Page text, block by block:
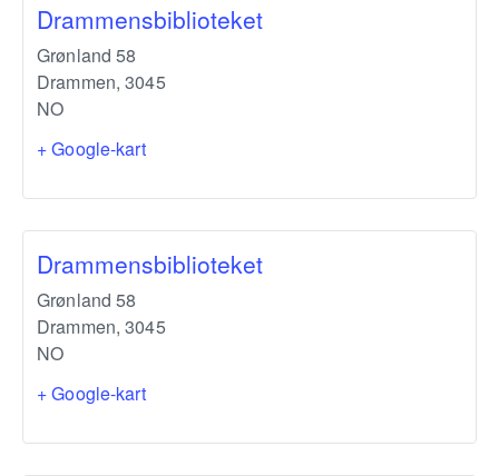
Drammensbiblioteket
Grønland 58
Drammen, 3045
NO
+ Google-kart
Drammensbiblioteket
Grønland 58
Drammen, 3045
NO
+ Google-kart